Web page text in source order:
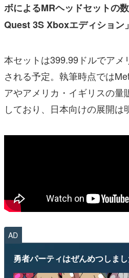
その他
運営：株式会社マレ
ボによるMRヘッドセットの
Quest 3S Xboxエディション
本セットは399.99ドルでアメ
される予定。執筆時点では
アやアメリカ・イギリスの量
しており、日本向けの展開は
AD
勇者パーティはぜんめつしまし